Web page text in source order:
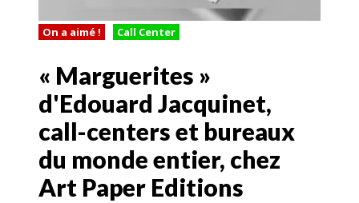
On a aimé ! Call Center
« Marguerites »
d'Edouard Jacquinet,
call-centers et bureaux
du monde entier, chez
Art Paper Editions